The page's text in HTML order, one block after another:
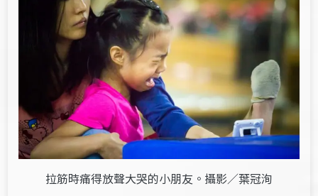
拉筋時痛得放聲大哭的小朋友。攝影／葉冠洵